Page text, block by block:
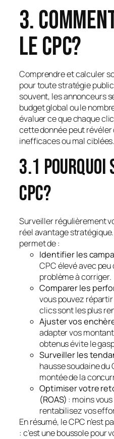
3.
le CPC?
Comprendre et calculer
pour toute stratégie
souvent, les annonceurs
budget global ou le
évaluer ce que chaque
cette donnée peut révéler
inefficaces ou mal ciblées.
3.1
CPC?
Surveiller régulièrement
réel avantage
permet de :
Identifier les
CPC élevé avec
problème à corriger.
Comparer les
vous pouvez
clics sont les plus
Ajuster vos
adapter vos
obtenus évite le
Surveiller les
hausse soudaine du
montée de la
Optimiser votre
(ROAS) : moins
rentabilisez vos
En résumé, le CPC n’est
: c’est une boussole pour